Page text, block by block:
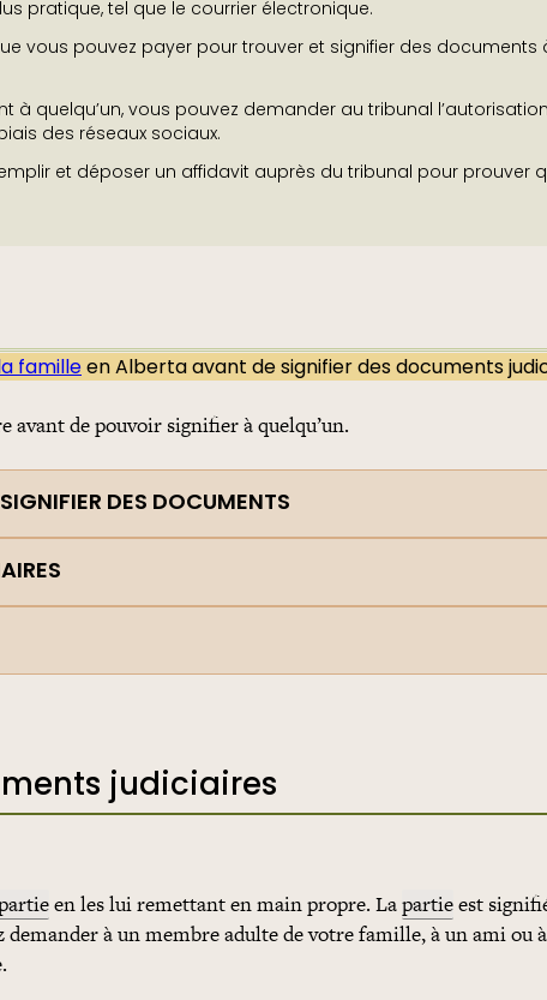
pratique, tel que le courrier électronique.
vous pouvez payer pour trouver et signifier des documents
à quelqu’un, vous pouvez demander au tribunal
des réseaux sociaux.
et déposer un affidavit auprès du tribunal pour prouver
familleen Alberta avant de signifier des documents
avant de pouvoir signifier à quelqu’un.
DES DOCUMENTS
judiciaires
en les lui remettant en main propre. Lapartieest
demander à un membre adulte de votre famille, à un ami ou